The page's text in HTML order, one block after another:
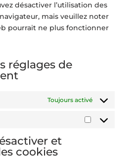
désactiver l’utilisation des
mais veuillez noter
pourrait ne plus fonctionner
réglages de
Toujours activé
Marketing
et
cookies